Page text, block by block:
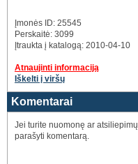
Įmonės ID: 25545
Perskaitė: 3099
Įtraukta į katalogą: 2010-04-10
Atnaujinti informaciją
Iškelti į viršų
Komentarai
Jei turite nuomonę ar
parašyti komentarą.